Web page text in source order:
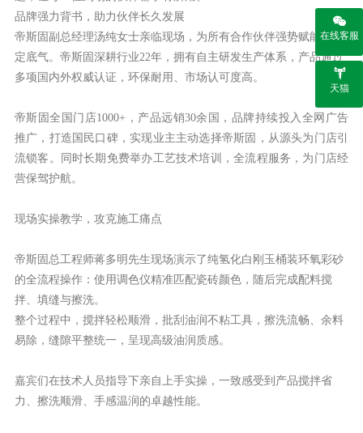
品牌强力背书，助力伙伴长久发展
帝斯固副总经理汤纯女士亲临现场，为所有合作伙伴强势赋能、坚
定底气。帝斯固深耕行业22年，拥有自主研发生产体系，产品通过
多项国内外权威认证，环保耐用、市场认可度高。
帝斯固全国门店1000+ ，产品远销30余国 ，品牌持续投入全网广告
推广，打造国民口碑，实现业主主动选择帝斯固，从源头为门店引
流锁客。同时长期免费举办工艺技术培训，全流程服务，为门店经
营保驾护航。
现场实操教学，攻克施工痛点
帝斯固总工程师蒋多明先生现场演示了纯氢化白刚玉桶装环氧彩砂
的全流程操作： 使用调色仪精准匹配瓷砖颜色，随后完成配料搅
拌、填缝与擦洗。
整个过程中，搅拌轻松顺滑，批刮油润不粘工具，擦洗流畅、余料
易除，缝隙平整统一，呈现高级油润质感。
嘉宾们在技术人员指导下亲自上手实操， 一致感受到产品搅拌省
力、擦洗顺滑、手感温润的卓越性能。
在线客服
天猫